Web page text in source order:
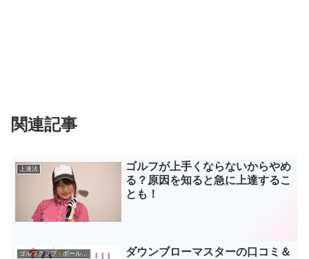
関連記事
上達法
ゴルフが上手くならないからやめ
る？原因を知ると急に上達するこ
とも！
ゴルフクラブ・ボールなどギア
ダウンブローマスターの口コミ＆